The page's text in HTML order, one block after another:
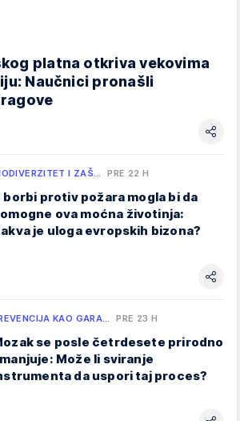
platna otkriva vekovima
Naučnici pronašli
I ZAŠ… PRE 22 H
borbi protiv požara mogla bi da
ova moćna životinja:
je uloga evropskih bizona?
KAO GARA… PRE 23 H
se posle četrdesete prirodno
Može li sviranje
da uspori taj proces?